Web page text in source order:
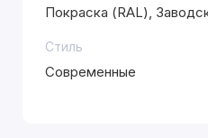
Покраска (RAL),
Стиль
Современные